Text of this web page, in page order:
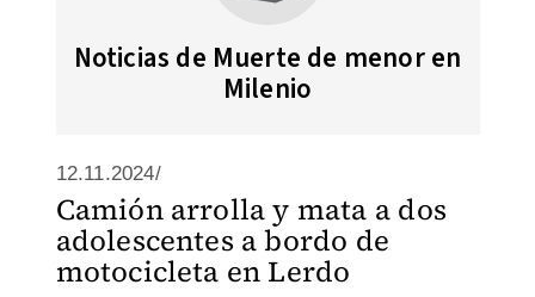
Noticias de Muerte de menor en
Milenio
12.11.2024/
Camión arrolla y mata a dos
adolescentes a bordo de
motocicleta en Lerdo